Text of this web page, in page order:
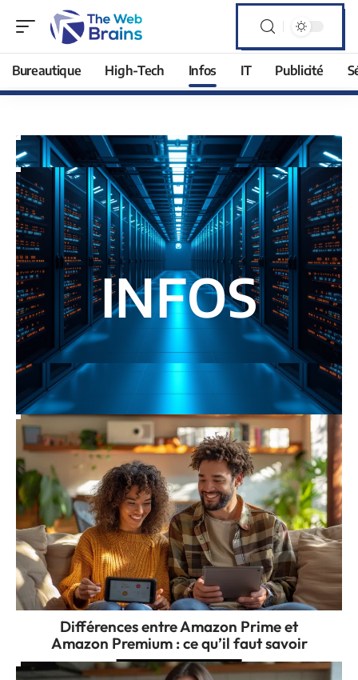
Bureautique High-Tech Infos IT Publicité
INFOS
Aux origines de la sécurité du cloud et de
son évolution
Différences entre Amazon Prime et
Amazon Premium : ce qu’il faut savoir